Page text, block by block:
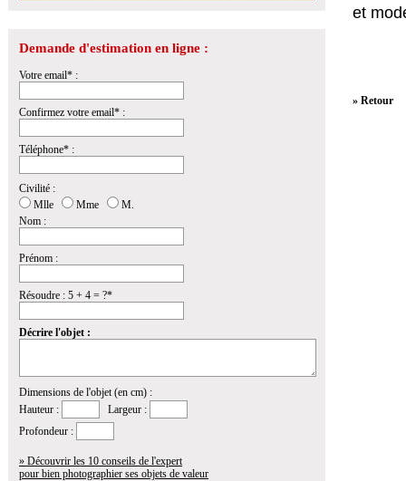
Demande d'estimation en ligne :
Votre email* :
Confirmez votre email* :
Téléphone* :
Civilité :
Mlle
Mme
M.
Nom :
Prénom :
Résoudre : 5 + 4 = ?*
Décrire l'objet :
Dimensions de l'objet (en cm) :
Hauteur :
Largeur :
Profondeur :
» Découvrir les 10 conseils de l'expert
pour bien photographier ses objets de valeur
et
» Retour